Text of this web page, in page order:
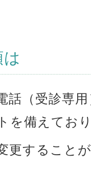
話（受診専
を備えてお
更すること